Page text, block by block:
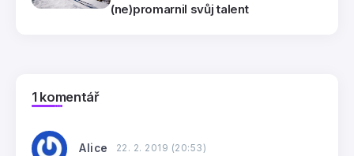
(ne)promarnil svůj talent
1 komentář
Alice 22. 2. 2019 (20:53)